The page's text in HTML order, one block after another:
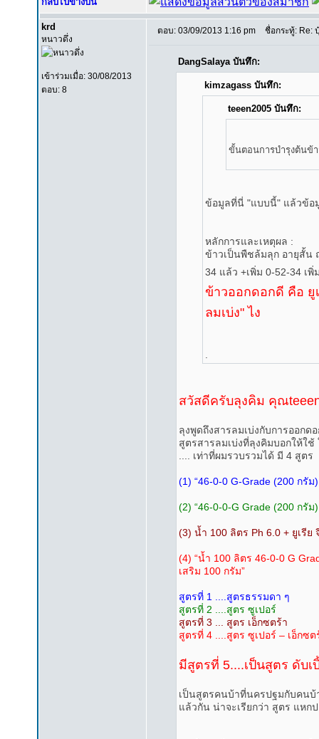
krd
หนาวดึ่ง
เข้าร่วมเมื่อ: 30/08/2013
ตอบ: 8
ตอบ: 03/09/2013 1:16 pm ชื่อกระทู้: Re:
DangSalaya บันทึก:
kimzagass บันทึก:
teeen2005 บันทึก:
ขั้นตอนการบำรุงต้นข้
ข้อมูลที่นี่ "แบบนี้" แล้วข้อ
หลักการและเหตุผล :
ข้าวเป็นพืชล้มลุก อายุสั้น
34 แล้ว +เพิ่ม 0-52-34 เ
ข้าวออกดอกดี คือ ยู
ลมเบ่ง" ไง
สวัสดีครับลุงคิม คุณ
ลุงพูดถึงสารลมเบ่งกับการออกด
สูตรสารลมเบ่งที่ลุงคิมบอกให้ใ
.... เท่าที่ผมรวบรวมได้ มี 4 สูตร
(1) “46-0-0 G-Grade (200 กรัม
(2) “46-0-0-G Grade (200 กรั
(3) น้ำ 100 ลิตร Ph 6.0 + ยูเรี
(4) “น้ำ 100 ลิตร 46-0-0 G
เสริม 100 กรัม”
สูตรที่ 1 ....สูตรธรรมดา ๆ
สูตรที่ 2 ....สูตร ซูเปอร์
สูตรที่ 3 ... สูตร เอ็กซตร้า
สูตรที่ 4 ....สูตร ซูเปอร์ – เอ็กซต
มีสูตรที่ 5....เป็นสูตร ดับเ
เป็นสูตรคนบ้าที่นครปฐมกับคนบ้
แล้วกัน น่าจะเรียกว่า สูตร แหก